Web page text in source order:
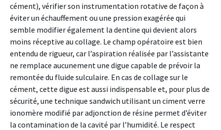
cément), vérifier son instrumentation rotative de façon à
éviter un échauffement ou une pression exagérée qui
semble modifier également la dentine qui devient alors
moins réceptive au collage. Le champ opératoire est bien
entendu de rigueur, car l’aspiration réalisée par l’assistante
ne remplace aucunement une digue capable de prévoir la
remontée du fluide sulculaire. En cas de collage sur le
cément, cette digue est aussi indispensable et, pour plus de
sécurité, une technique sandwich utilisant un ciment verre
ionomère modifié par adjonction de résine permet d’éviter
la contamination de la cavité par l’humidité. Le respect